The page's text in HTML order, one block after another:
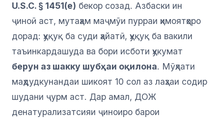
U.S.C. § 1451(e) бекор созад. Азбаски ин
ҷиноӣ аст, мутаҳам маҷмӯи пурраи ҳимоятҳоро
дорад: ҳуқуқ ба суди ҳайатӣ, ҳуқуқ ба вакили
таъинкардашуда ва бори исботи ҳукумат
берун аз шакку шубҳаи оқилона. Мӯҳлати
маҳдудкунандаи шикоят 10 сол аз лаҳзаи содир
шудани ҷурм аст. Дар амал, ДОЖ
денатурализатсияи ҷиноиро барои